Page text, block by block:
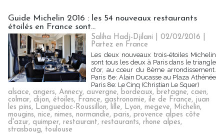
Guide Michelin 2016 : les 54 nouveaux restaurants
étoilés en France sont...
Saliha Hadj-Djilani | 02/02/2016
Partez en France
Les deux nouveaux trois-étoiles Michelin
sont tous les deux à Paris dans le triangle
d'or, au cœur du 8ème arrondissement.
Paris 8e: Alain Ducasse au Plaza Athénée
Paris 8e: Le Cinq (Christian Le Squer)
alsace, angers, Annecy, auvergne, bordeaux, bretagne, caen,
colmar, dijon, étoiles, France, gastronomie, ile de France, juan
les pins, Languedoc-Roussillon, lille, Lyon, megeve, Michelin,
mougins, nice, nimes, normandie, paris, provence alpes côte
d'azur, quimper, restaurant, restaurants, rhone alpes,
strasboug, toulouse